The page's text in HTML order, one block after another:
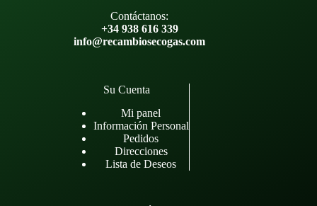
Contáctanos:
+34 938 616 339
info@recambiosecogas.com
Su Cuenta
Mi panel
Información Personal
Pedidos
Direcciones
Lista de Deseos